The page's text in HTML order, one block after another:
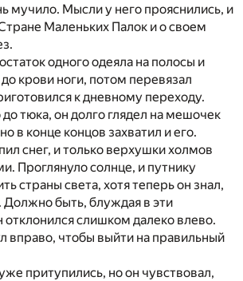
мучило. Мысли у него прояснились, и
Маленьких Палок и о своем
одного одеяла на полосы и
крови ноги, потом перевязал
к дневному переходу.
тюка, он долго глядел на мешочек
в конце концов захватил и его.
снег, и только верхушки холмов
Проглянуло солнце, и путнику
страны света, хотя теперь он знал,
Должно быть, блуждая в эти
отклонился слишком далеко влево.
вправо, чтобы выйти на правильный
притупились, но он чувствовал,